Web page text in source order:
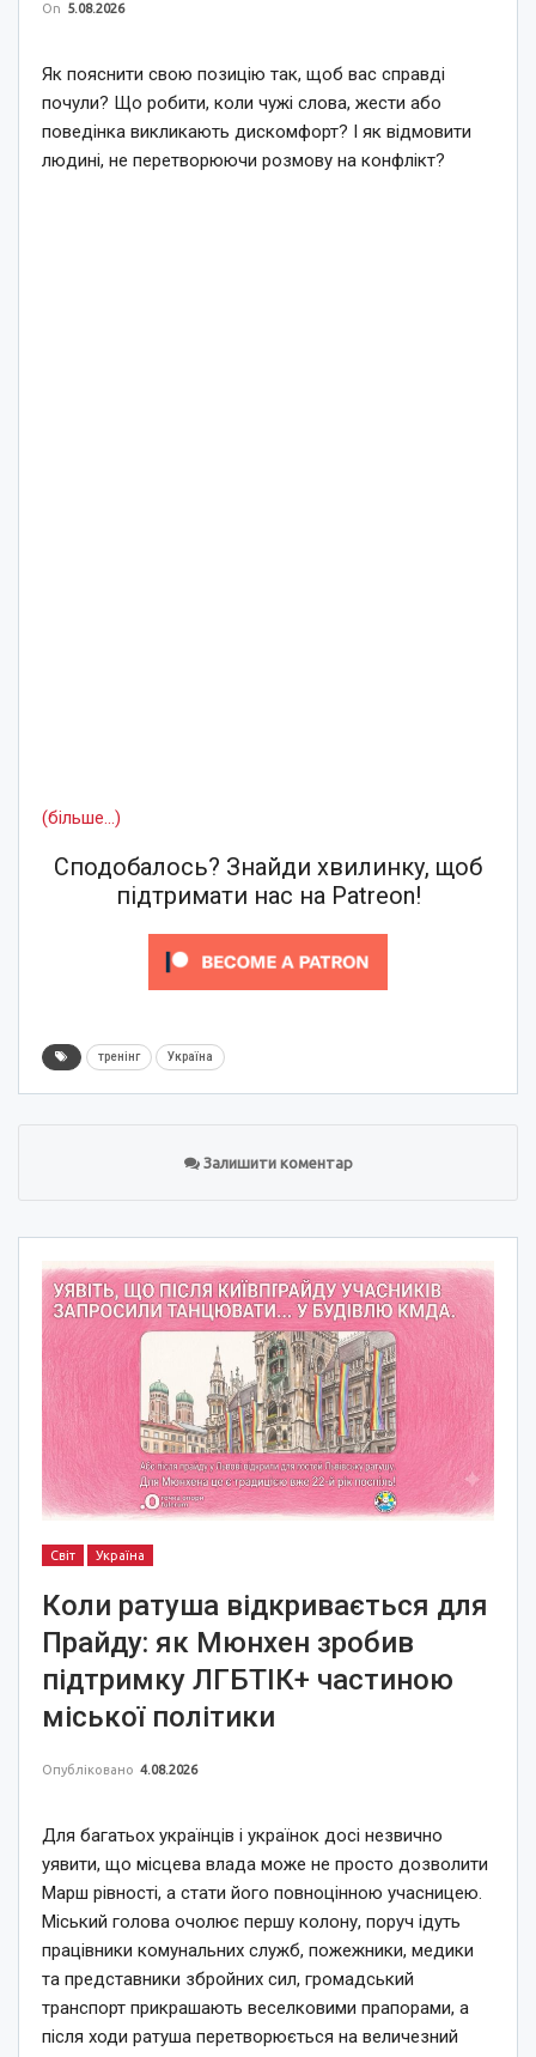
On 5.08.2026
Як пояснити свою позицію так, щоб вас справді
почули? Що робити, коли чужі слова, жести або
поведінка викликають дискомфорт? І як відмовити
людині, не перетворюючи розмову на конфлікт?
(більше…)
Сподобалось? Знайди хвилинку, щоб
підтримати нас на Patreon!
тренінг Україна
Залишити коментар
Світ Україна
Коли ратуша відкривається для
Прайду: як Мюнхен зробив
підтримку ЛГБТІК+ частиною
міської політики
Опубліковано 4.08.2026
Для багатьох українців і українок досі незвично
уявити, що місцева влада може не просто дозволити
Марш рівності, а стати його повноцінною учасницею.
Міський голова очолює першу колону, поруч ідуть
працівники комунальних служб, пожежники, медики
та представники збройних сил, громадський
транспорт прикрашають веселковими прапорами, а
після ходи ратуша перетворюється на величезний